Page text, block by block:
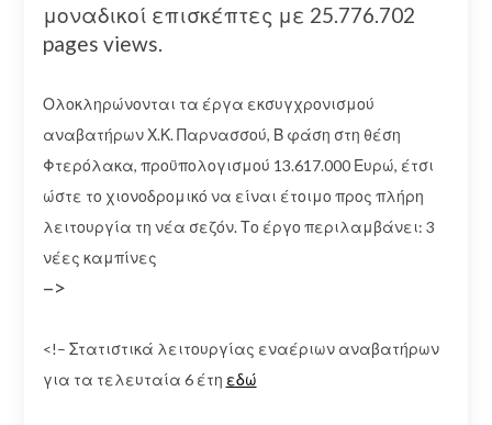
μοναδικοί επισκέπτες με 25.776.702
pages views.
Ολοκληρώνονται τα έργα εκσυγχρονισμού
αναβατήρων Χ.Κ. Παρνασσού, Β φάση στη θέση
Φτερόλακα, προϋπολογισμού 13.617.000 Ευρώ, έτσι
ώστε το χιονοδρομικό να είναι έτοιμο προς πλήρη
λειτουργία τη νέα σεζόν. Το έργο περιλαμβάνει: 3
νέες καμπίνες
–>
<!– Στατιστικά λειτουργίας εναέριων αναβατήρων
για τα τελευταία 6 έτη εδώ